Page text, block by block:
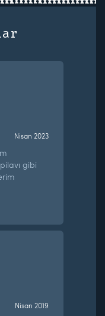
Nisan 2023
gibi
Nisan 2019